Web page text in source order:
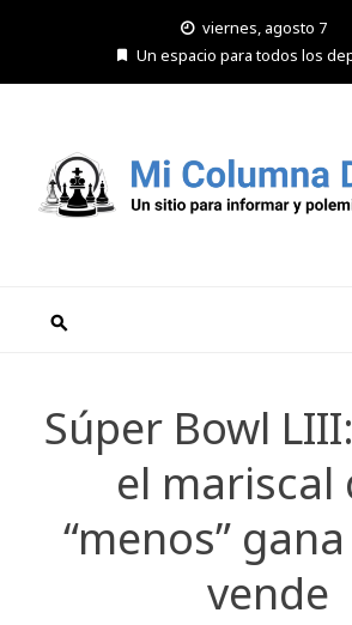
viernes, agosto 7
Un espacio para todos los
Súper Bowl
el mariscal
“menos”
vende